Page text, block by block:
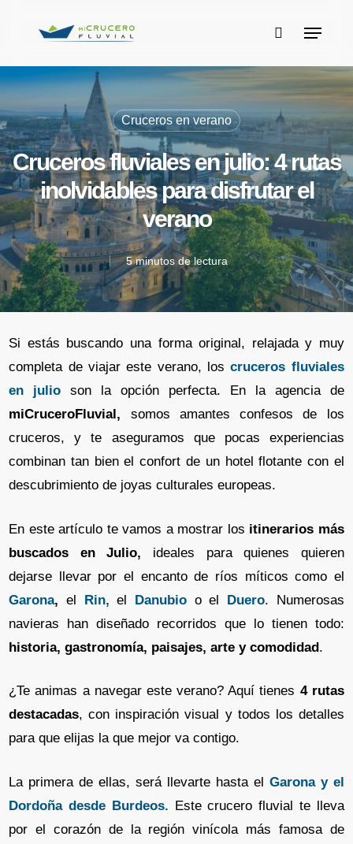
content
buscar
Menu
Cruceros en verano
Cruceros fluviales en julio: 4 rutas
inolvidables para disfrutar el
verano
5 minutos de lectura
Si estás buscando una forma original, relajada y muy
completa de viajar este verano, loscruceros fluviales
en julio son la opción perfecta. En la agencia de
miCruceroFluvial, somos amantes confesos de los
cruceros, y te aseguramos que pocas experiencias
combinan tan bien el confort de un hotel flotante con el
descubrimiento de joyas culturales europeas.
En este artículo te vamos a mostrar los itinerarios más
buscados en Julio, ideales para quienes quieren
dejarse llevar por el encanto de ríos míticos como el
Garona, el Rin, el Danubio o el Duero. Numerosas
navieras han diseñado recorridos que lo tienen todo:
historia, gastronomía, paisajes, arte y comodidad.
¿Te animas a navegar este verano? Aquí tienes 4 rutas
destacadas, con inspiración visual y todos los detalles
para que elijas la que mejor va contigo.
La primera de ellas, será llevarte hasta el Garona y el
Dordoña desde Burdeos. Este crucero fluvial te lleva
por el corazón de la región vinícola más famosa de